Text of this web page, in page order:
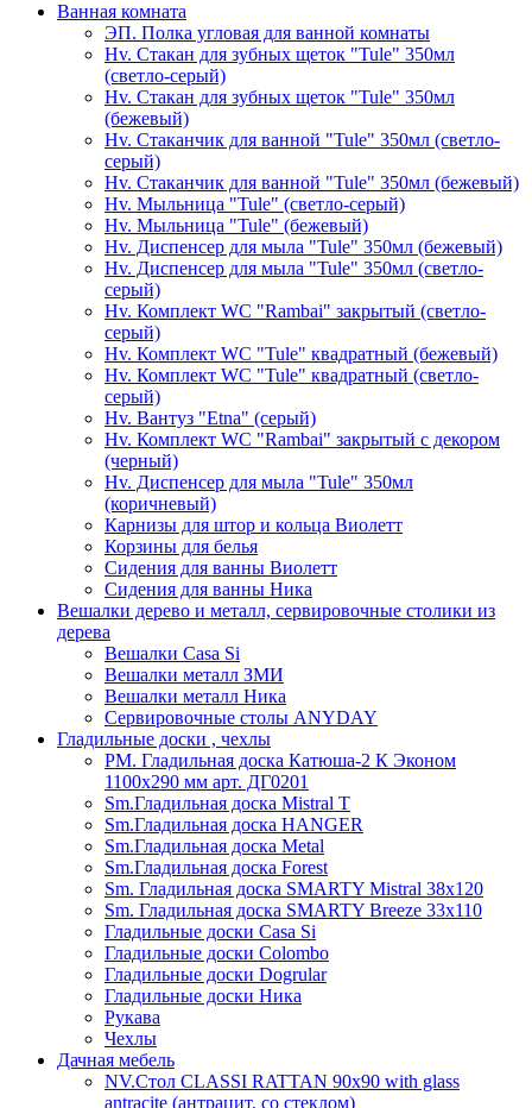
Ванная комната
ЭП. Полка угловая для ванной комнаты
Hv. Стакан для зубных щеток "Tule" 350мл
(светло-серый)
Hv. Стакан для зубных щеток "Tule" 350мл
(бежевый)
Hv. Стаканчик для ванной "Tule" 350мл (светло-
серый)
Hv. Стаканчик для ванной "Tule" 350мл (бежевый)
Hv. Мыльница "Tule" (светло-серый)
Hv. Мыльница "Tule" (бежевый)
Hv. Диспенсер для мыла "Tule" 350мл (бежевый)
Hv. Диспенсер для мыла "Tule" 350мл (светло-
серый)
Hv. Комплект WC "Rambai" закрытый (светло-
серый)
Hv. Комплект WC "Tule" квадратный (бежевый)
Hv. Комплект WC "Tule" квадратный (светло-
серый)
Hv. Вантуз "Etna" (серый)
Hv. Комплект WC "Rambai" закрытый с декором
(черный)
Hv. Диспенсер для мыла "Tule" 350мл
(коричневый)
Карнизы для штор и кольца Виолетт
Корзины для белья
Сидения для ванны Виолетт
Сидения для ванны Ника
Вешалки дерево и металл, сервировочные столики из
дерева
Вешалки Casa Si
Вешалки металл ЗМИ
Вешалки металл Ника
Сервировочные столы ANYDAY
Гладильные доски , чехлы
PM. Гладильная доска Катюша-2 К Эконом
1100х290 мм арт. ДГ0201
Sm.Гладильная доска Mistral T
Sm.Гладильная доска HANGER
Sm.Гладильная доска Metal
Sm.Гладильная доска Forest
Sm. Гладильная доска SMARTY Mistral 38x120
Sm. Гладильная доска SMARTY Breeze 33х110
Гладильные доски Casa Si
Гладильные доски Colombo
Гладильные доски Dogrular
Гладильные доски Ника
Рукава
Чехлы
Дачная мебель
NV.Стол CLASSI RATTAN 90х90 with glass
antracite (антрацит, со стеклом)